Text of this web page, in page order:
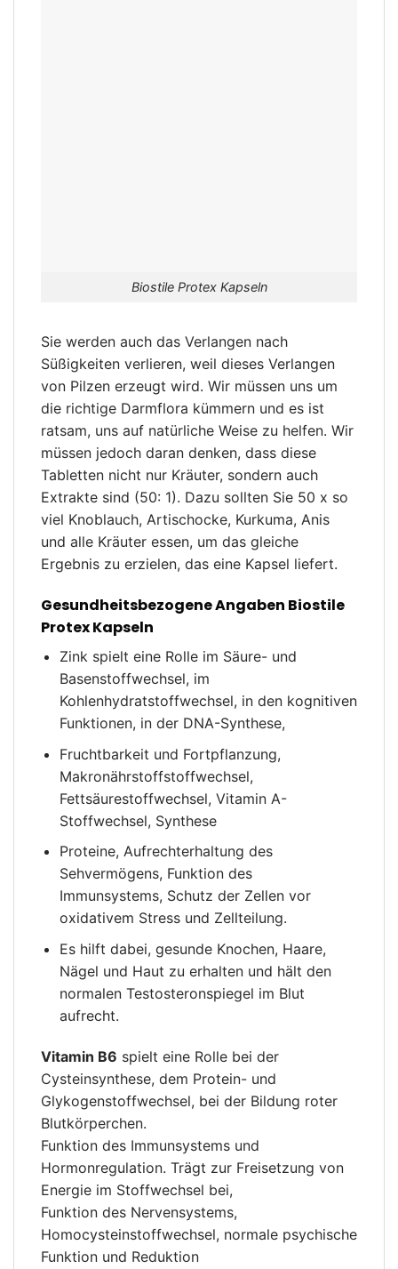
Biostile Protex Kapseln
Sie werden auch das Verlangen nach
Süßigkeiten verlieren, weil dieses Verlangen
von Pilzen erzeugt wird. Wir müssen uns um
die richtige Darmflora kümmern und es ist
ratsam, uns auf natürliche Weise zu helfen. Wir
müssen jedoch daran denken, dass diese
Tabletten nicht nur Kräuter, sondern auch
Extrakte sind (50: 1). Dazu sollten Sie 50 x so
viel Knoblauch, Artischocke, Kurkuma, Anis
und alle Kräuter essen, um das gleiche
Ergebnis zu erzielen, das eine Kapsel liefert.
Gesundheitsbezogene Angaben Biostile
Protex Kapseln
Zink spielt eine Rolle im Säure- und
Basenstoffwechsel, im
Kohlenhydratstoffwechsel, in den kognitiven
Funktionen, in der DNA-Synthese,
Fruchtbarkeit und Fortpflanzung,
Makronährstoffstoffwechsel,
Fettsäurestoffwechsel, Vitamin A-
Stoffwechsel, Synthese
Proteine, Aufrechterhaltung des
Sehvermögens, Funktion des
Immunsystems, Schutz der Zellen vor
oxidativem Stress und Zellteilung.
Es hilft dabei, gesunde Knochen, Haare,
Nägel und Haut zu erhalten und hält den
normalen Testosteronspiegel im Blut
aufrecht.
Vitamin B6 spielt eine Rolle bei der
Cysteinsynthese, dem Protein- und
Glykogenstoffwechsel, bei der Bildung roter
Blutkörperchen.
Funktion des Immunsystems und
Hormonregulation. Trägt zur Freisetzung von
Energie im Stoffwechsel bei,
Funktion des Nervensystems,
Homocysteinstoffwechsel, normale psychische
Funktion und Reduktion